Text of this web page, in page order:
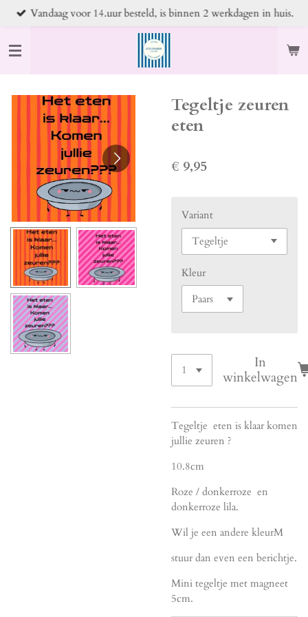
Ga
naar
de
hoofdinhoud
Vandaag voor 14.uur besteld, is binnen 2 werkdagen in huis.
Tegeltje zeuren
eten
€ 9,95
Variant
Kleur
In
winkelwagen
Tegeltje eten is klaar komen
jullie zeuren ?
10.8cm
Roze / donkerroze en
donkerroze lila.
Wil je een andere kleurM
stuur dan even een berichtje.
Mini tegeltje met magneet
5cm.